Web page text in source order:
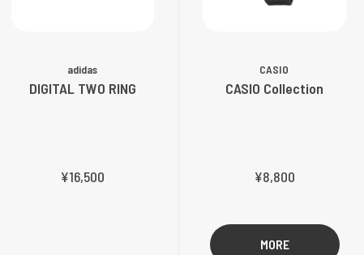
adidas
DIGITAL TWO RING
¥16,500
CASIO
CASIO Collection
¥8,800
MORE